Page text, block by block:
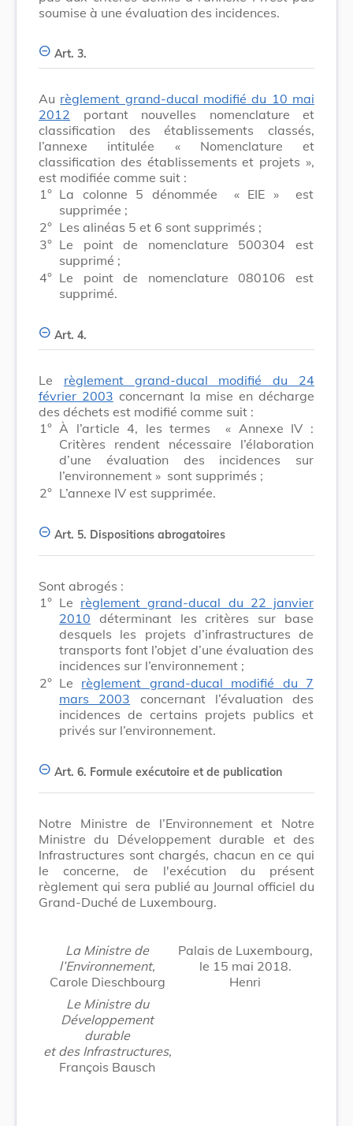
soumise à une évaluation des incidences.
Art. 3.
Au règlement grand-ducal modifié du 10 mai
2012 portant nouvelles nomenclature et
classification des établissements classés,
l’annexe intitulée « Nomenclature et
classification des établissements et projets »,
est modifiée comme suit :
1° La colonne 5 dénommée « EIE »
est
supprimée ;
2° Les alinéas 5 et 6 sont supprimés ;
3° Le point de nomenclature 500304 est
supprimé ;
4° Le point de nomenclature 080106 est
supprimé.
Art. 4.
Le règlement grand-ducal modifié du 24
février 2003 concernant la mise en décharge
des déchets est modifié comme suit :
1° À l’article 4, les termes
« Annexe IV :
Critères rendent nécessaire l’élaboration
d’une évaluation des incidences sur
l’environnement » sont supprimés ;
2° L’annexe IV est supprimée.
Art. 5. Dispositions abrogatoires
Sont abrogés :
1° Le règlement grand-ducal du 22 janvier
2010 déterminant les critères sur base
desquels les projets d’infrastructures de
transports font l’objet d’une évaluation des
incidences sur l’environnement ;
2° Le règlement grand-ducal modifié du 7
mars 2003 concernant l’évaluation des
incidences de certains projets publics et
privés sur l’environnement.
Art. 6. Formule exécutoire et de publication
Notre Ministre de l’Environnement et Notre
Ministre du Développement durable et des
Infrastructures sont chargés, chacun en ce qui
le concerne, de l'exécution du présent
règlement qui sera publié au Journal officiel du
Grand-Duché de Luxembourg.
La Ministre de
l’Environnement,
Carole Dieschbourg
Le Ministre du
Développement
durable
et des Infrastructures,
François Bausch
Palais de Luxembourg,
le 15 mai 2018.
Henri